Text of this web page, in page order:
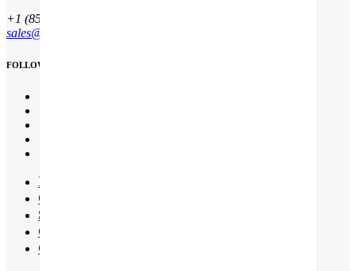
+1 (850) 344 0 66
sales@qesco.co.uk
FOLLOW US
Início
Quem somos
Serviços
Contacto
Calcular custos